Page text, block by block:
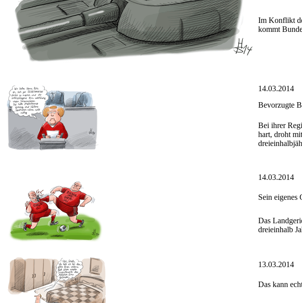
Im Konflikt
kommt
14.03.2014
Bevorzugte
Bei ihrer
hart, droht
14.03.2014
Sein eigenes
Das
dreieinhalb
13.03.2014
Das kann